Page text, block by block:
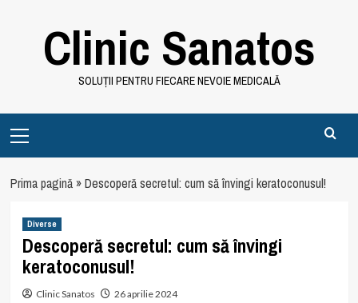
Clinic Sanatos
SOLUȚII PENTRU FIECARE NEVOIE MEDICALĂ
Menu
Prima pagină»Descoperă secretul: cum să învingi keratoconusul!
Diverse
Descoperă secretul: cum să învingi
keratoconusul!
Clinic Sanatos 26 aprilie 2024